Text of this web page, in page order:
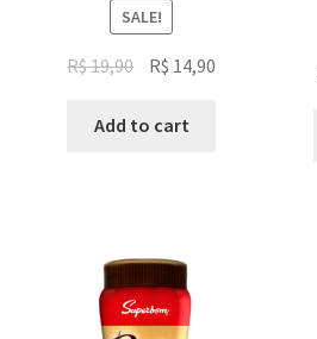
SALE!
R$19,90 Original
was:
R$ 14,90
Add to cart